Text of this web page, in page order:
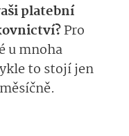
platební
Pro
u mnoha
to stojí jen